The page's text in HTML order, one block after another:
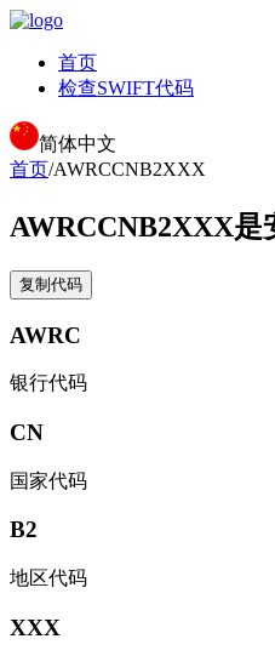
首页
检查SWIFT代码
简体中文
首页/AWRCCNB2XXX
AWRCCNB2XXX是
复制代码
AWRC
银行代码
CN
国家代码
B2
地区代码
XXX